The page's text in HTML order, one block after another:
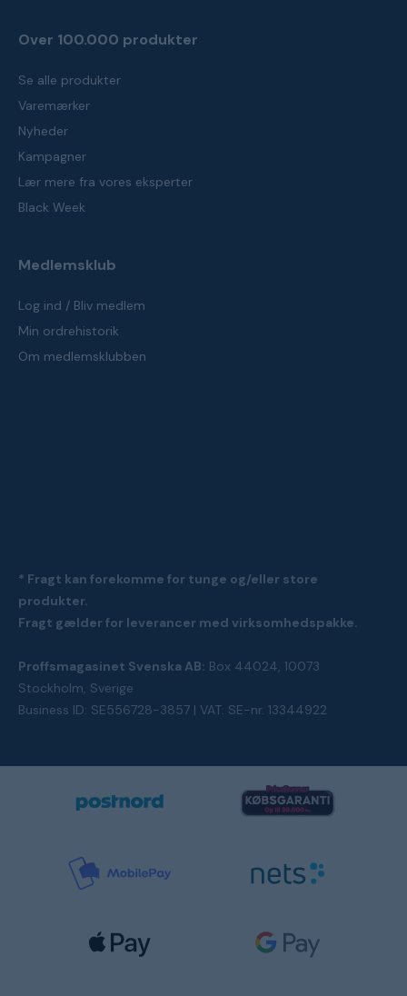
Over 100.000 produkter
Se alle produkter
Varemærker
Nyheder
Kampagner
Lær mere fra vores eksperter
Black Week
Medlemsklub
Log ind / Bliv medlem
Min ordrehistorik
Om medlemsklubben
* Fragt kan forekomme for tunge og/eller store
produkter.
Fragt gælder for leverancer med virksomhedspakke.
Proffsmagasinet Svenska AB: Box 44024, 10073
Stockholm, Sverige
Business ID: SE556728-3857 | VAT: SE-nr. 13344922